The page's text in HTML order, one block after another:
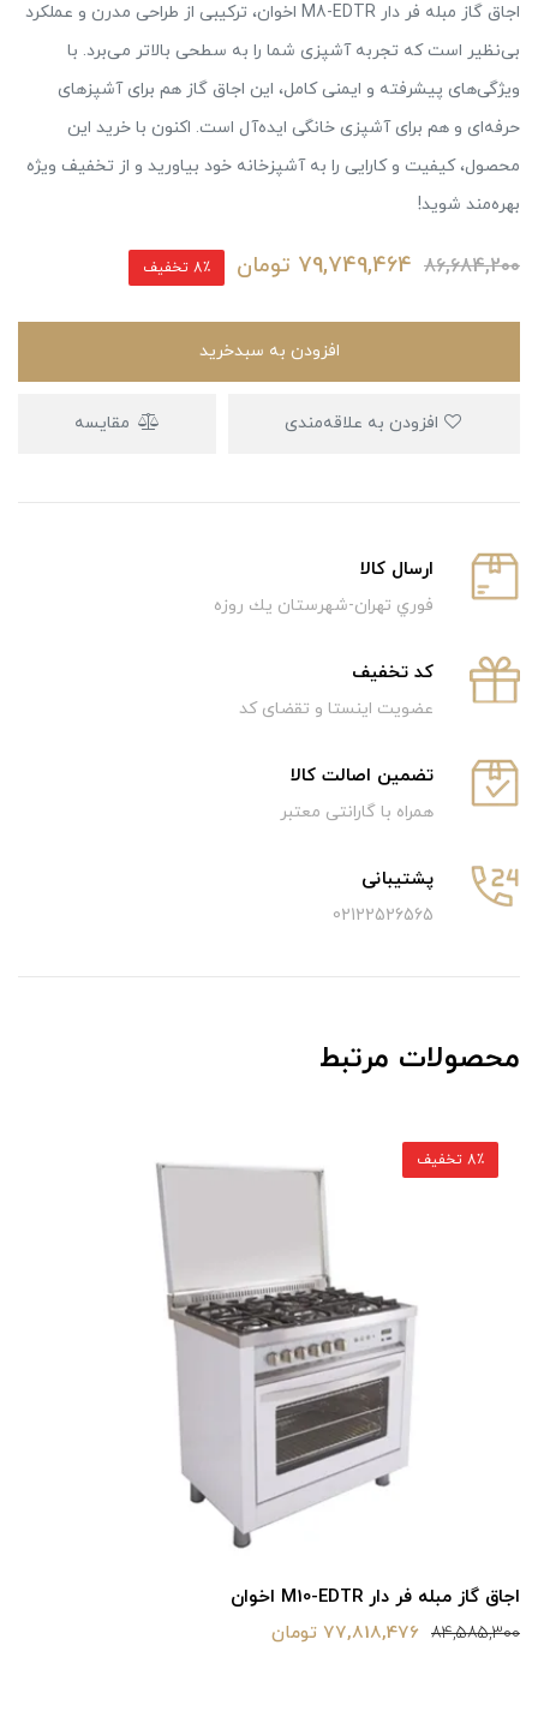
اجاق گاز مبله فر دار M8-EDTR اخوان، ترکیبی از طراحی مدرن و عملکرد
بی‌نظیر است که تجربه آشپزی شما را به سطحی بالاتر می‌برد. با
ویژگی‌های پیشرفته و ایمنی کامل، این اجاق گاز هم برای آشپزهای
حرفه‌ای و هم برای آشپزی خانگی ایده‌آل است. اکنون با خرید این
محصول، کیفیت و کارایی را به آشپزخانه خود بیاورید و از تخفیف ویژه
بهره‌مند شوید!
86,684,200
79,749,464 تومان 8٪ تخفیف
افزودن به سبدخرید
مقایسه
ارسال كالا
فوري تهران-شهرستان يك روزه
كد تخفيف
عضویت اینستا و تقضای کد
تضمین اصالت کالا
همراه با گارانتی معتبر
پشتیبانی
02122526565
محصولات مرتبط
اجاق گاز مبله فر دار M10-EDTR اخوان
84,585,300 77,818,476 تومان
8٪ تخفیف